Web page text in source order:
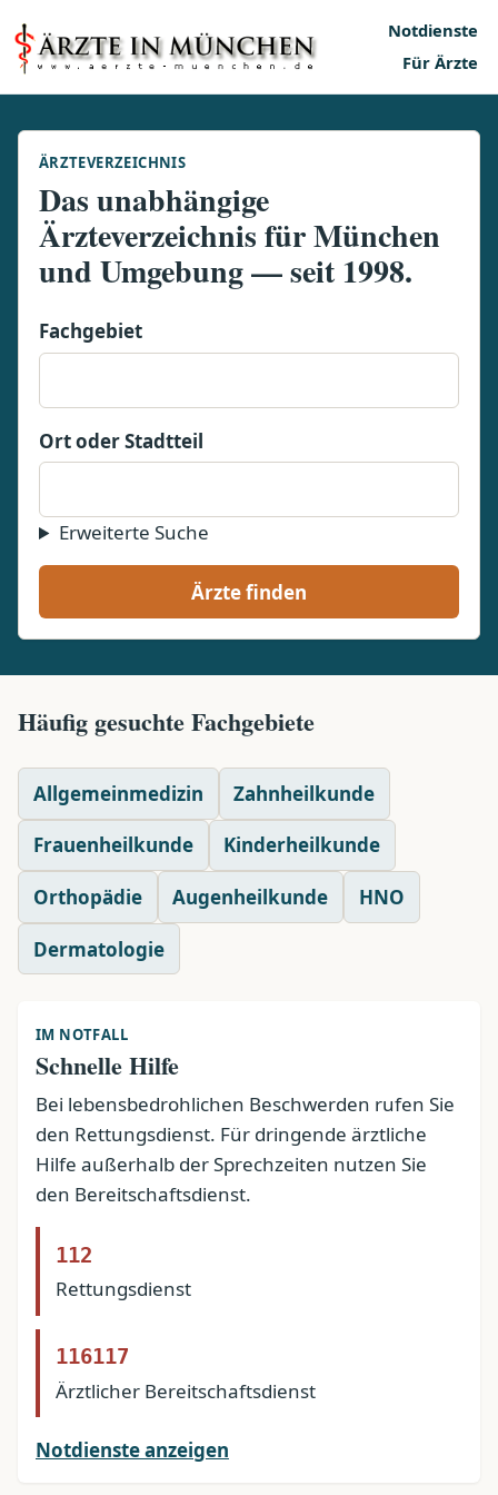
Notdienste
Für Ärzte
ÄRZTEVERZEICHNIS
Das unabhängige
Ärzteverzeichnis für München
und Umgebung — seit 1998.
Fachgebiet
Ort oder Stadtteil
Erweiterte Suche
Ärzte finden
Häufig gesuchte Fachgebiete
Allgemeinmedizin Zahnheilkunde
Frauenheilkunde Kinderheilkunde
Orthopädie Augenheilkunde HNO
Dermatologie
IM NOTFALL
Schnelle Hilfe
Bei lebensbedrohlichen Beschwerden rufen Sie
den Rettungsdienst. Für dringende ärztliche
Hilfe außerhalb der Sprechzeiten nutzen Sie
den Bereitschaftsdienst.
112
Rettungsdienst
116117
Ärztlicher Bereitschaftsdienst
Notdienste anzeigen